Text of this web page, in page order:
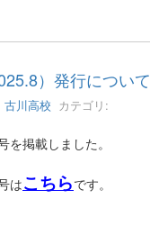
）発行について
古川高校 カテゴリ:
を掲載しました。
はこちらです。